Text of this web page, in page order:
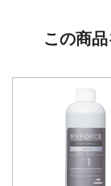
この商